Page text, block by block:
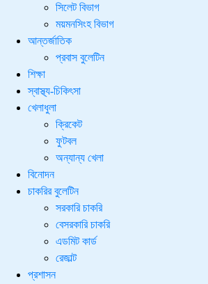
সিলেট বিভাগ
ময়মনসিংহ বিভাগ
আন্তর্জাতিক
প্রবাস বুলেটিন
শিক্ষা
স্বাস্থ্য-চিকিৎসা
খেলাধুলা
ক্রিকেট
ফুটবল
অন্যান্য খেলা
বিনোদন
চাকরির বুলেটিন
সরকারি চাকরি
বেসরকারি চাকরি
এডমিট কার্ড
রেজাল্ট
প্রশাসন